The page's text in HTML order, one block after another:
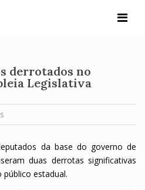
derrotados no
Legislativa
da base do governo de
duas derrotas significativas
estadual.